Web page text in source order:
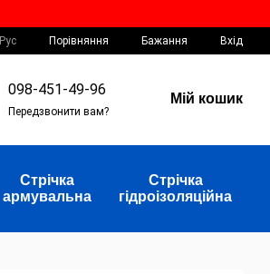
Рус Порівняння Бажання Вхід
098-451-49-96
Передзвонити вам?
Мій кошик
Стрічка
армувальна
Стрічка
гідроізоляційна